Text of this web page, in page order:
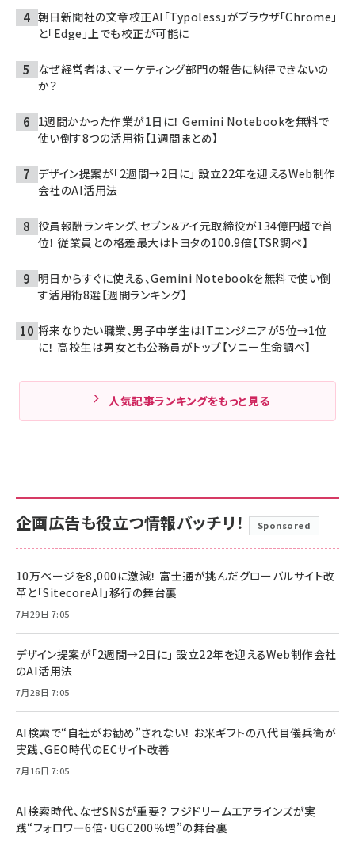
朝日新聞社の文章校正AI「Typoless」がブラウザ「Chrome」
と「Edge」上でも校正が可能に
なぜ経営者は、マーケティング部門の報告に納得できないの
か？
1週間かかった作業が1日に！ Gemini Notebookを無料で
使い倒す8つの活用術【1週間まとめ】
デザイン提案が「2週間→2日に」 設立22年を迎えるWeb制作
会社のAI活用法
役員報酬ランキング、セブン＆アイ元取締役が134億円超で首
位！ 従業員との格差最大はトヨタの100.9倍【TSR調べ】
明日からすぐに使える、Gemini Notebookを無料で使い倒
す活用術8選【週間ランキング】
将来なりたい職業、男子中学生はITエンジニアが5位→1位
に！ 高校生は男女とも公務員がトップ【ソニー生命調べ】
人気記事ランキングをもっと見る
企画広告も役立つ情報バッチリ！ Sponsored
10万ページを8,000に激減！ 富士通が挑んだグローバルサイト改
革と「SitecoreAI」移行の舞台裏
7月29日 7:05
デザイン提案が「2週間→2日に」 設立22年を迎えるWeb制作会社
のAI活用法
7月28日 7:05
AI検索で“自社がお勧め”されない！ お米ギフトの八代目儀兵衛が
実践、GEO時代のECサイト改善
7月16日 7:05
AI検索時代、なぜSNSが重要？ フジドリームエアラインズが実
践“フォロワー6倍・UGC200％増”の舞台裏